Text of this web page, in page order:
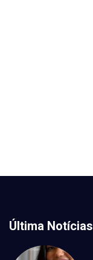
Última Notícias